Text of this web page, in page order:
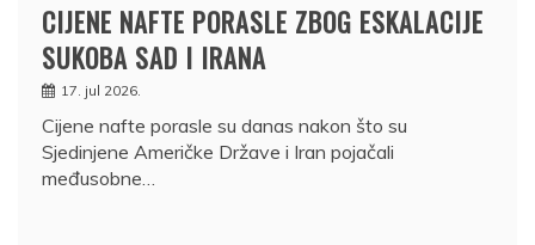
CIJENE NAFTE PORASLE ZBOG ESKALACIJE
SUKOBA SAD I IRANA
17. jul 2026.
Cijene nafte porasle su danas nakon što su
Sjedinjene Američke Države i Iran pojačali
međusobne…